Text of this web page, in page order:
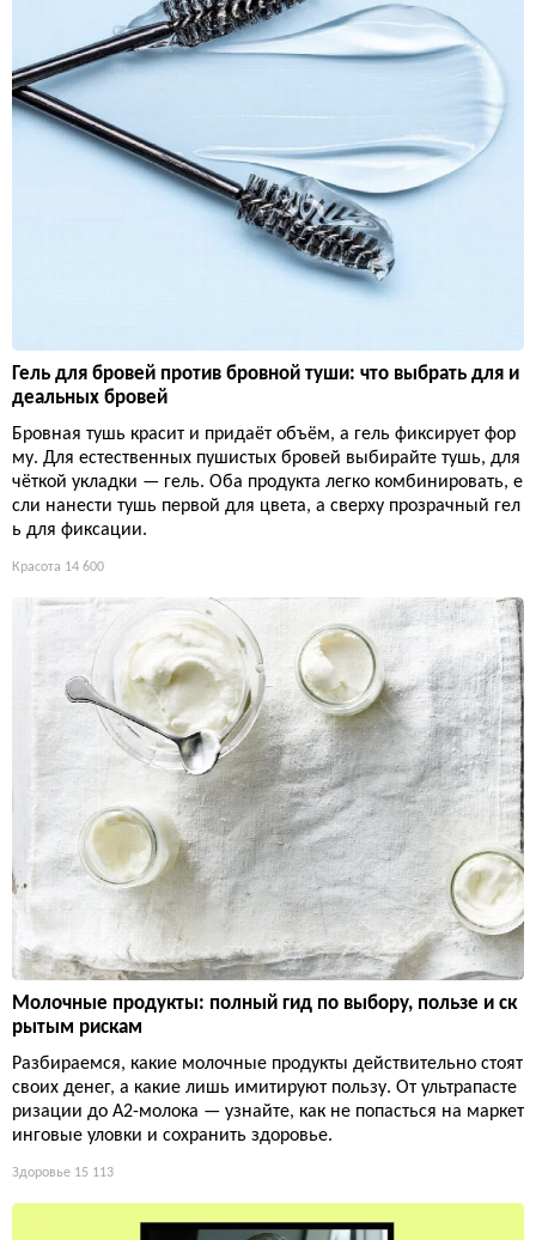
Гель для бровей против бровной туши: что выбрать для и
деальных бровей
Бровная тушь красит и придаёт объём, а гель фиксирует фор
му. Для естественных пушистых бровей выбирайте тушь, для
чёткой укладки — гель. Оба продукта легко комбинировать, е
сли нанести тушь первой для цвета, а сверху прозрачный гел
ь для фиксации.
Красота 14 600
Молочные продукты: полный гид по выбору, пользе и ск
рытым рискам
Разбираемся, какие молочные продукты действительно стоят
своих денег, а какие лишь имитируют пользу. От ультрапасте
ризации до А2-молока — узнайте, как не попасться на маркет
инговые уловки и сохранить здоровье.
Здоровье 15 113